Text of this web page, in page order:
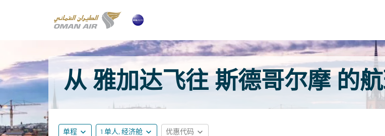
从 雅加达飞往 斯德哥尔摩 的
单程 expand_more 1 单人, 经济舱 expand_more 优惠代码 expand_more